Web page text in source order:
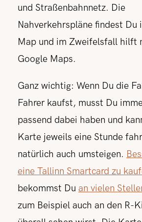
und Straßenbahnnetz. Die
Nahverkehrspläne findest Du
Map und im Zweifelsfall hilft
Google Maps.
Ganz wichtig: Wenn Du die
Fahrer kaufst, musst Du
passend dabei haben und
Karte jeweils eine Stunde
natürlich auch umsteigen.
eine Tallinn Smartcard zu
bekommst Du an vielen
zum Beispiel auch an den R-